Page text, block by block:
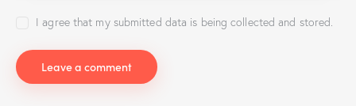
I agree that my submitted data is being collected and stored.